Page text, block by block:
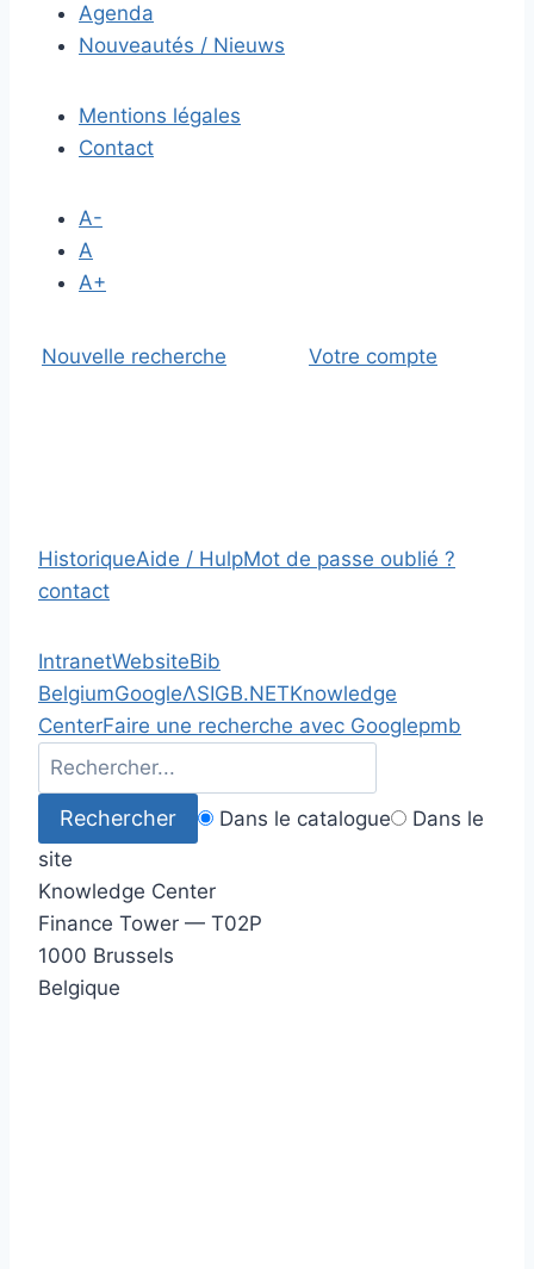
Agenda
Nouveautés / Nieuws
Mentions légales
Contact
A-
A
A+
Nouvelle recherche Votre compte
HistoriqueAide / HulpMot de passe oublié ?
contact
IntranetWebsiteBib
BelgiumGoogleΛSIGB.NETKnowledge
CenterFaire une recherche avec Googlepmb
Dans le catalogue
Dans le
site
Knowledge Center
Finance Tower — T02P
1000 Brussels
Belgique